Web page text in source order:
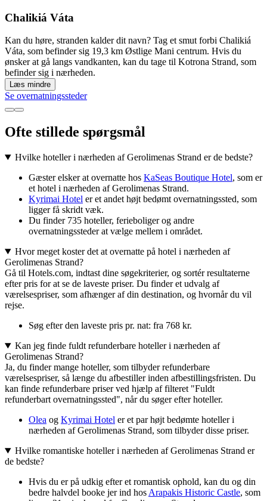
Chalikiá Váta
Kan du høre, stranden kalder dit navn? Tag et smut forbi Chalikiá
Váta, som befinder sig 19,3 km Østlige Mani centrum. Hvis du
ønsker at gå langs vandkanten, kan du tage til Kotrona Strand, som
befinder sig i nærheden.
Læs mindre
Se overnatningssteder
Ofte stillede spørgsmål
Hvilke hoteller i nærheden af Gerolimenas Strand er de bedste?
Gæster elsker at overnatte hos KaSeas Boutique Hotel, som er
et hotel i nærheden af Gerolimenas Strand.
Kyrimai Hotel er et andet højt bedømt overnatningssted, som
ligger få skridt væk.
Du finder 735 hoteller, ferieboliger og andre
overnatningssteder at vælge mellem i området.
Hvor meget koster det at overnatte på hotel i nærheden af
Gerolimenas Strand?
Gå til Hotels.com, indtast dine søgekriterier, og sortér resultaterne
efter pris for at se de laveste priser. Du finder et udvalg af
værelsespriser, som afhænger af din destination, og hvornår du vil
rejse.
Søg efter den laveste pris pr. nat: fra 768 kr.
Kan jeg finde fuldt refunderbare hoteller i nærheden af
Gerolimenas Strand?
Ja, du finder mange hoteller, som tilbyder refunderbare
værelsespriser, så længe du afbestiller inden afbestillingsfristen. Du
kan finde refunderbare priser ved hjælp af filteret "Fuldt
refunderbart overnatningssted", når du søger efter hoteller.
Olea og Kyrimai Hotel er et par højt bedømte hoteller i
nærheden af Gerolimenas Strand, som tilbyder disse priser.
Hvilke romantiske hoteller i nærheden af Gerolimenas Strand er
de bedste?
Hvis du er på udkig efter et romantisk ophold, kan du og din
bedre halvdel booke jer ind hos Arapakis Historic Castle, som